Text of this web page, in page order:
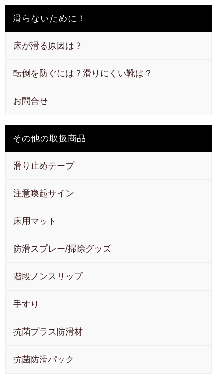
滑らないために！
床が滑る原因は？
転倒を防ぐには？滑りにくい靴は？
お問合せ
その他の取扱商品
滑り止めテープ
注意喚起サイン
床用マット
防滑スプレー/掃除グッズ
階段ノンスリップ
手すり
抗菌プラス防滑材
抗菌防滑パック